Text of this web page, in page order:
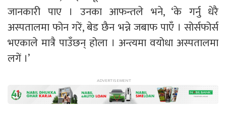
जानकारी पाए । उनका आफन्तले भने, ‘के गर्नु धेरै
अस्पतालमा फोन गरें, बेड छैन भन्ने जबाफ पाएँ । सोर्सफोर्स
भएकाले मात्रै पाउँछन् होला । अन्त्यमा वयोधा अस्पतालमा
लगें ।’